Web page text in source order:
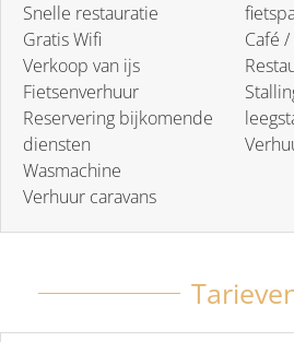
Snelle restauratie
Gratis Wifi
Verkoop van ijs
Fietsenverhuur
Reservering bijkomende
diensten
Wasmachine
Verhuur caravans
Café